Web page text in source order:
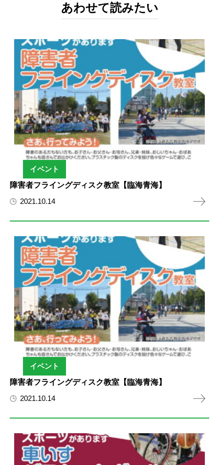
あわせて読みたい
イベント
障害者フライングディスク教室【臨海青海】
2021.10.14
イベント
障害者フライングディスク教室【臨海青海】
2021.10.14